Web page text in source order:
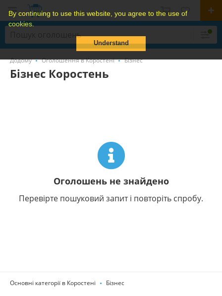
By continuing to use this website, you agree to the use of
cookies.
Understand
Додому Оголошення в Коростені Бізнес
Бізнес Коростень
Оголошень не знайдено
Перевірте пошуковий запит і повторіть спробу.
Основні категорії в Коростені Бізнес